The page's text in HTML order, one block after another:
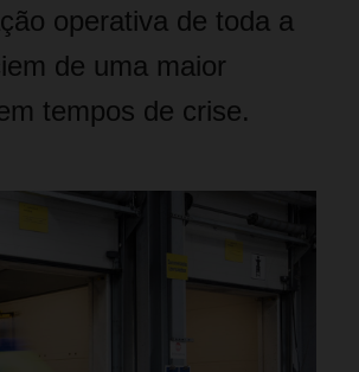
operativa de toda a
de uma maior
tempos de crise.